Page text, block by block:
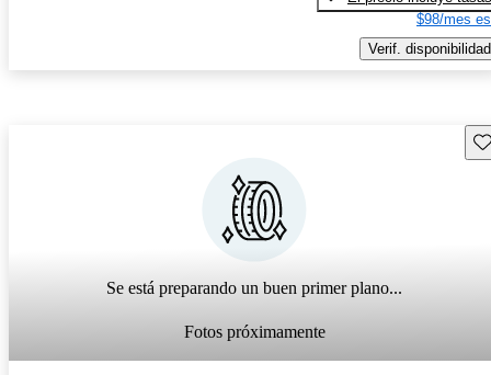
$98/mes
Verif. disponibilidad
Se está preparando un buen primer plano...
Fotos próximamente